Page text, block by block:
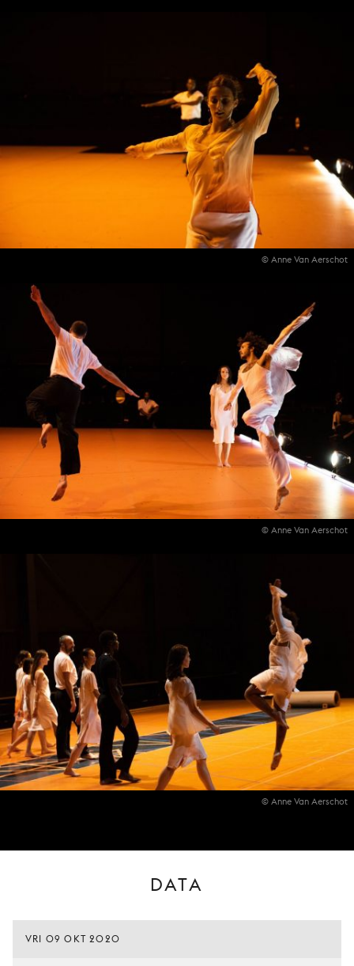
© Anne Van Aerschot
© Anne Van Aerschot
© Anne Van Aerschot
DATA
VRI 09 OKT 2020